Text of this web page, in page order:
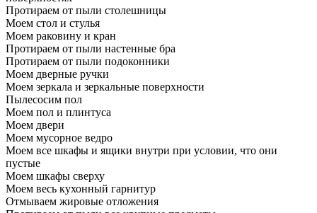
Протираем от пыли столешницы
Моем стол и стулья
Моем раковину и кран
Протираем от пыли настенные бра
Протираем от пыли подоконники
Моем дверные ручки
Моем зеркала и зеркальные поверхности
Пылесосим пол
Моем пол и плинтуса
Моем двери
Моем мусорное ведро
Моем все шкафы и ящики внутри при условии, что они
пустые
Моем шкафы сверху
Моем весь кухонный гарнитур
Отмываем жировые отложения